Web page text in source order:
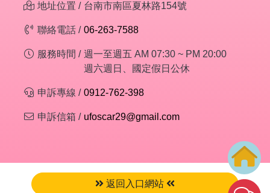
地址位置 / 台南市南區夏林路154號
聯絡電話 / 06-263-7588
服務時間 / 週一至週五 AM 07:30 ~ PM 20:00
週六週日、國定假日公休
申訴專線 / 0912-762-398
申訴信箱 / ufoscar29@gmail.com
返回入口網站